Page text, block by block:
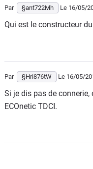
Par §ant722Mh Le 16/05/
Qui est le constructeur
Par §Hri876tW Le 16/05/
Si je dis pas de connerie,
ECOnetic TDCI.